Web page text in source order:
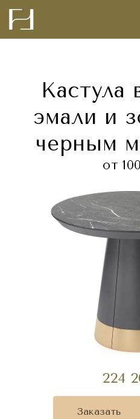
Кастула
эмали и
черным
от
224
Заказать